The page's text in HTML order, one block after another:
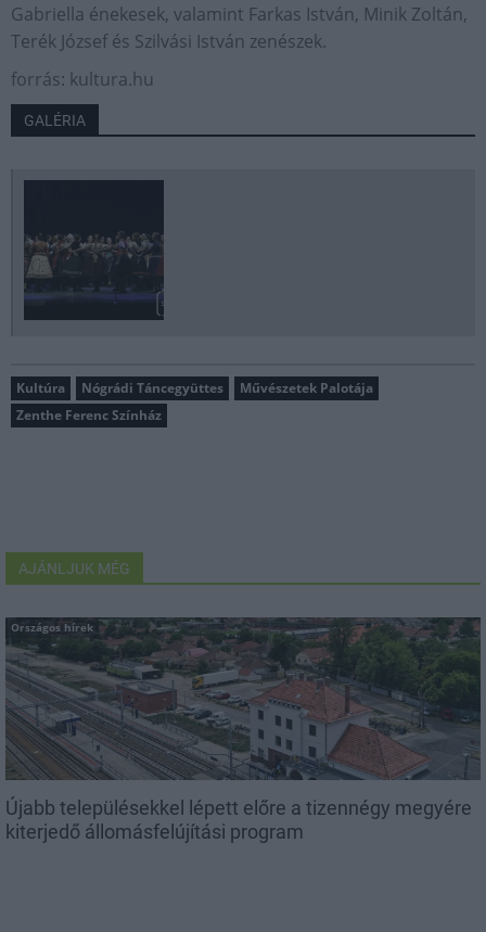
Gabriella énekesek, valamint Farkas István, Minik Zoltán,
Terék József és Szilvási István zenészek.
forrás: kultura.hu
GALÉRIA
Kultúra Nógrádi Táncegyüttes
Művészetek Palotája
Zenthe Ferenc Színház
AJÁNLJUK MÉG
Országos hírek
Újabb településekkel lépett előre a tizennégy megyére
kiterjedő állomásfelújítási program